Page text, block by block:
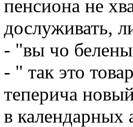
пенсиона не
дослуживать,
- "вы чо
- " так это
теперича
в календарных